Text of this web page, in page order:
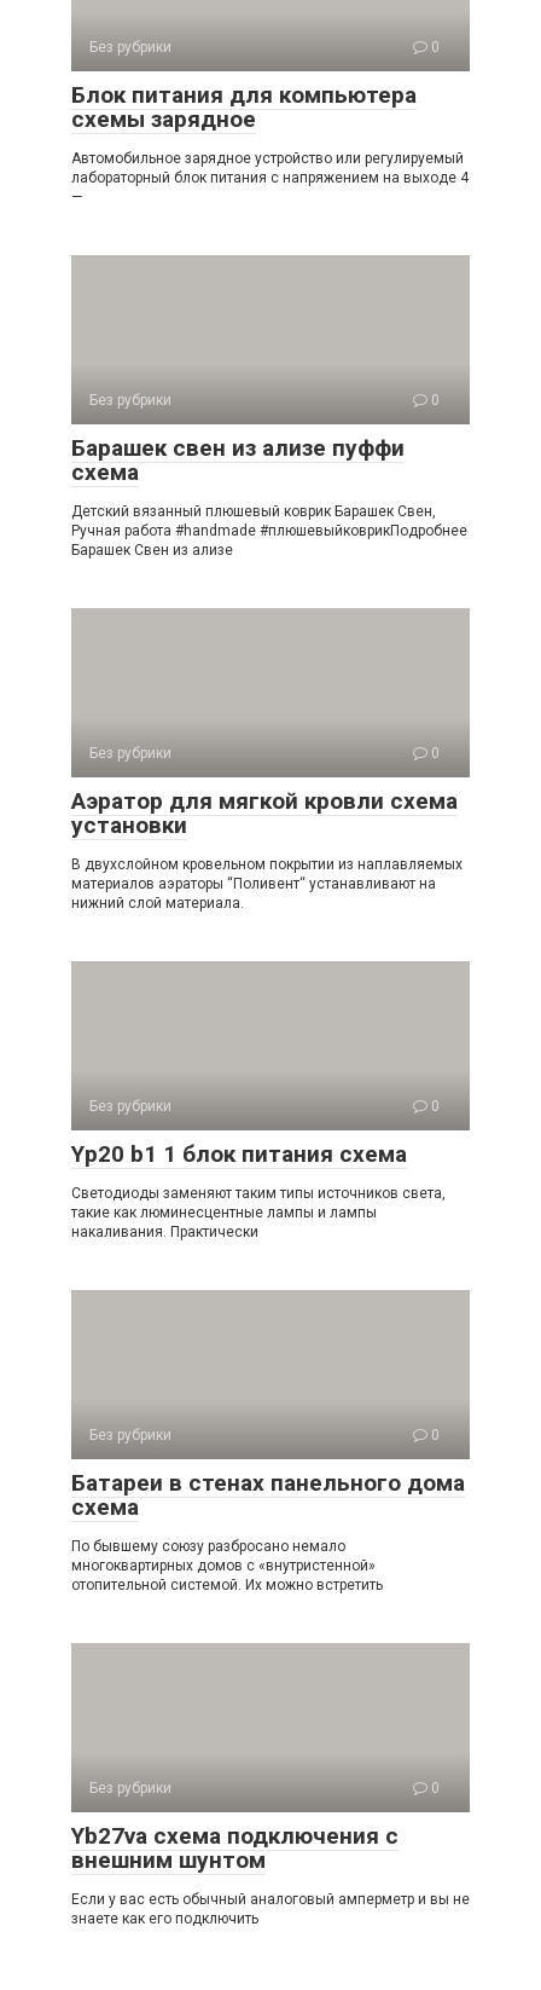
Без рубрики 0
Блок питания для компьютера
схемы зарядное
Автомобильное зарядное устройство или регулируемый
лабораторный блок питания с напряжением на выходе 4
—
Без рубрики 0
Барашек свен из ализе пуффи
схема
Детский вязанный плюшевый коврик Барашек Свен,
Ручная работа #handmade #плюшевыйковрикПодробнее
Барашек Свен из ализе
Без рубрики 0
Аэратор для мягкой кровли схема
установки
В двухслойном кровельном покрытии из наплавляемых
материалов аэраторы “Поливент“ устанавливают на
нижний слой материала.
Без рубрики 0
Yp20 b1 1 блок питания схема
Светодиоды заменяют таким типы источников света,
такие как люминесцентные лампы и лампы
накаливания. Практически
Без рубрики 0
Батареи в стенах панельного дома
схема
По бывшему союзу разбросано немало
многоквартирных домов с «внутристенной»
отопительной системой. Их можно встретить
Без рубрики 0
Yb27va схема подключения с
внешним шунтом
Если у вас есть обычный аналоговый амперметр и вы не
знаете как его подключить